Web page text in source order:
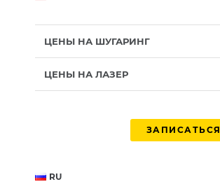
ЦЕНЫ НА ШУГАРИНГ
ЦЕНЫ НА ЛАЗЕР
ЗАПИСАТЬСЯ
RU